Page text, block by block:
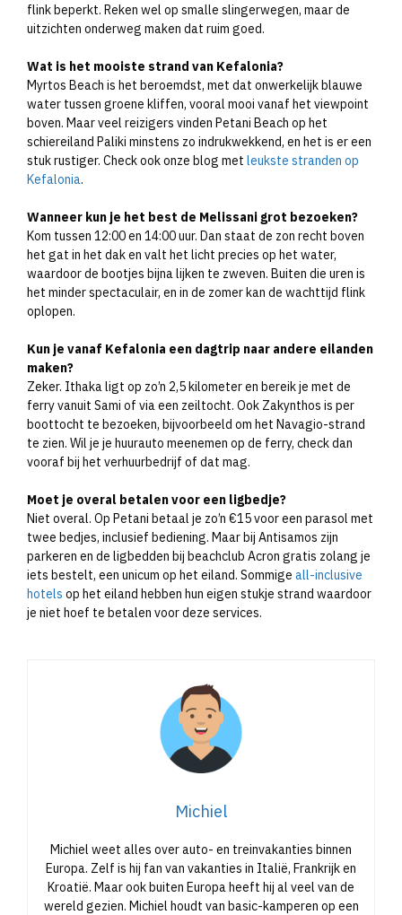
flink beperkt. Reken wel op smalle slingerwegen, maar de
uitzichten onderweg maken dat ruim goed.
Wat is het mooiste strand van Kefalonia?
Myrtos Beach is het beroemdst, met dat onwerkelijk blauwe
water tussen groene kliffen, vooral mooi vanaf het viewpoint
boven. Maar veel reizigers vinden Petani Beach op het
schiereiland Paliki minstens zo indrukwekkend, en het is er een
stuk rustiger. Check ook onze blog met leukste stranden op
Kefalonia.
Wanneer kun je het best de Melissani grot bezoeken?
Kom tussen 12:00 en 14:00 uur. Dan staat de zon recht boven
het gat in het dak en valt het licht precies op het water,
waardoor de bootjes bijna lijken te zweven. Buiten die uren is
het minder spectaculair, en in de zomer kan de wachttijd flink
oplopen.
Kun je vanaf Kefalonia een dagtrip naar andere eilanden
maken?
Zeker. Ithaka ligt op zo’n 2,5 kilometer en bereik je met de
ferry vanuit Sami of via een zeiltocht. Ook Zakynthos is per
boottocht te bezoeken, bijvoorbeeld om het Navagio-strand
te zien. Wil je je huurauto meenemen op de ferry, check dan
vooraf bij het verhuurbedrijf of dat mag.
Moet je overal betalen voor een ligbedje?
Niet overal. Op Petani betaal je zo’n €15 voor een parasol met
twee bedjes, inclusief bediening. Maar bij Antisamos zijn
parkeren en de ligbedden bij beachclub Acron gratis zolang je
iets bestelt, een unicum op het eiland. Sommige all-inclusive
hotels op het eiland hebben hun eigen stukje strand waardoor
je niet hoef te betalen voor deze services.
Michiel
Michiel weet alles over auto- en treinvakanties binnen
Europa. Zelf is hij fan van vakanties in Italië, Frankrijk en
Kroatië. Maar ook buiten Europa heeft hij al veel van de
wereld gezien. Michiel houdt van basic-kamperen op een